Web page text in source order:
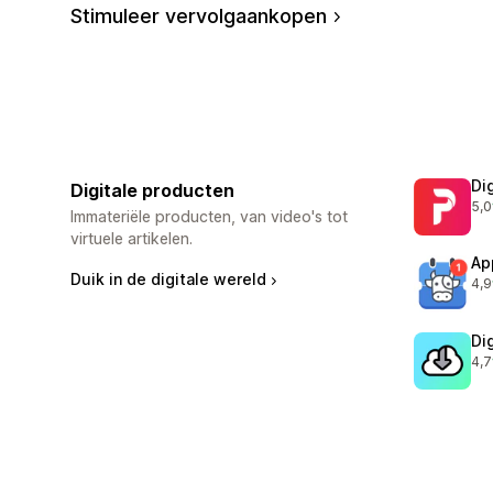
Stimuleer vervolgaankopen
Digitale producten
Immateriële producten, van video's tot
virtuele artikelen.
Duik in de digitale wereld
5,0
4,9
4,7